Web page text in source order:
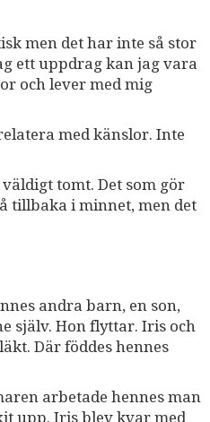
men det har inte så stor
ett uppdrag kan jag vara
och lever med mig
med känslor. Inte
tomt. Det som gör
tillbaka i minnet, men det
andra barn, en son,
själv. Hon flyttar. Iris och
Där föddes hennes
arbetade hennes man
upp. Iris blev kvar med